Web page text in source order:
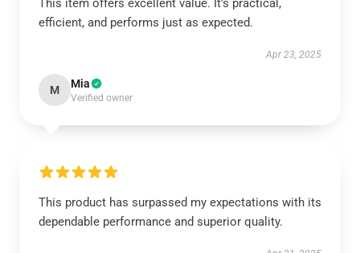
This item offers excellent value. It's practical,
efficient, and performs just as expected.
Apr 23, 2025
M Mia
Verified owner
This product has surpassed my expectations with its
dependable performance and superior quality.